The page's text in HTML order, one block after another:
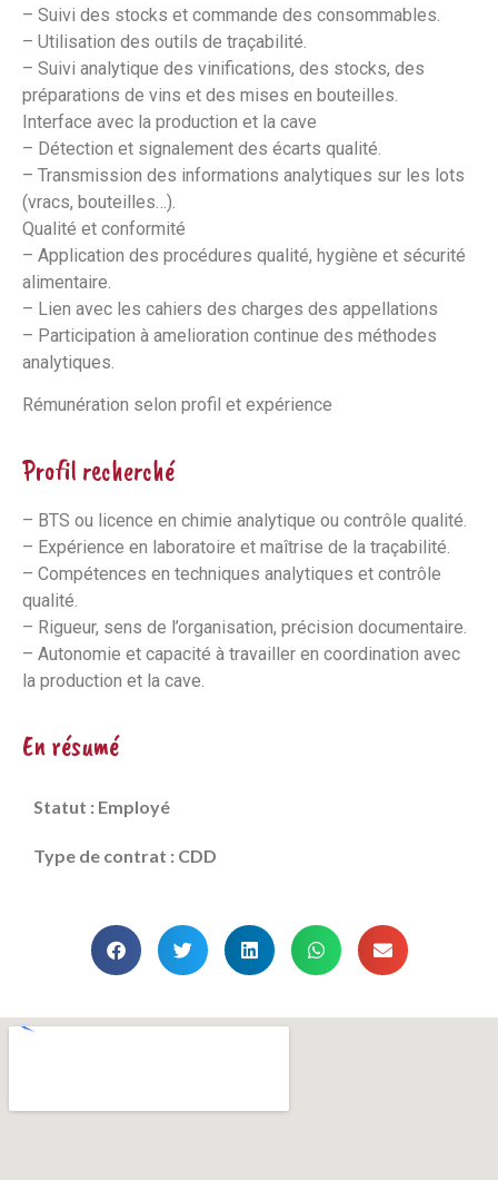
– Suivi des stocks et commande des consommables.
– Utilisation des outils de traçabilité.
– Suivi analytique des vinifications, des stocks, des
préparations de vins et des mises en bouteilles.
Interface avec la production et la cave
– Détection et signalement des écarts qualité.
– Transmission des informations analytiques sur les lots
(vracs, bouteilles…).
Qualité et conformité
– Application des procédures qualité, hygiène et sécurité
alimentaire.
– Lien avec les cahiers des charges des appellations
– Participation à amelioration continue des méthodes
analytiques.
Rémunération selon profil et expérience
Profil recherché
– BTS ou licence en chimie analytique ou contrôle qualité.
– Expérience en laboratoire et maîtrise de la traçabilité.
– Compétences en techniques analytiques et contrôle
qualité.
– Rigueur, sens de l’organisation, précision documentaire.
– Autonomie et capacité à travailler en coordination avec
la production et la cave.
En résumé
Statut : Employé
Type de contrat : CDD